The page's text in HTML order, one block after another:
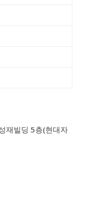
재빌딩 5층(현대자